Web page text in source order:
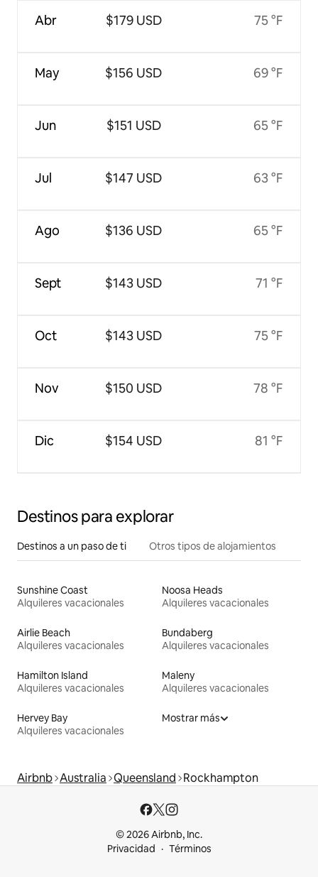
Abr
May
Jun
Jul
Ago
Sept
Oct
Nov
Dic
$179 USD
$156 USD
$151 USD
$147 USD
$136 USD
$143 USD
$143 USD
$150 USD
$154 USD
75 °F
69 °F
65 °F
63 °F
65 °F
71 °F
75 °F
78 °F
81 °F
Destinos para explorar
Destinos a un paso de ti Otros tipos de alojamientos
Sunshine Coast
Alquileres vacacionales
Noosa Heads
Alquileres vacacionales
Airlie Beach
Alquileres vacacionales
Bundaberg
Alquileres vacacionales
Hamilton Island
Alquileres vacacionales
Maleny
Alquileres vacacionales
Hervey Bay
Alquileres vacacionales
Mostrar más
Airbnb Australia Queensland Rockhampton
© 2026 Airbnb, Inc.
Privacidad
Términos